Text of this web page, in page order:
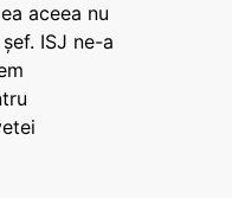
aceea nu
ISJ ne-a